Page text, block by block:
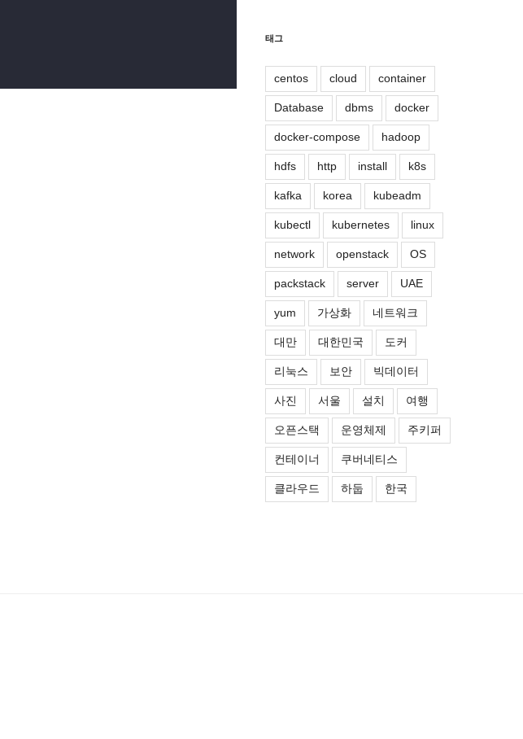
태그
centos cloud container
Database dbms docker
docker-compose hadoop
hdfs http install k8s
kafka korea kubeadm
kubectl kubernetes linux
network openstack OS
packstack server UAE
yum 가상화 네트워크
대만 대한민국 도커
리눅스 보안 빅데이터
사진 서울 설치 여행
오픈스택 운영체제 주키퍼
컨테이너 쿠버네티스
클라우드 하둡 한국